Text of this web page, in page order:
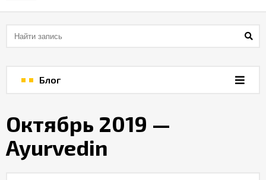
магазин
Хаб
Октябрь 2019 —
Ayurvedin
Блог